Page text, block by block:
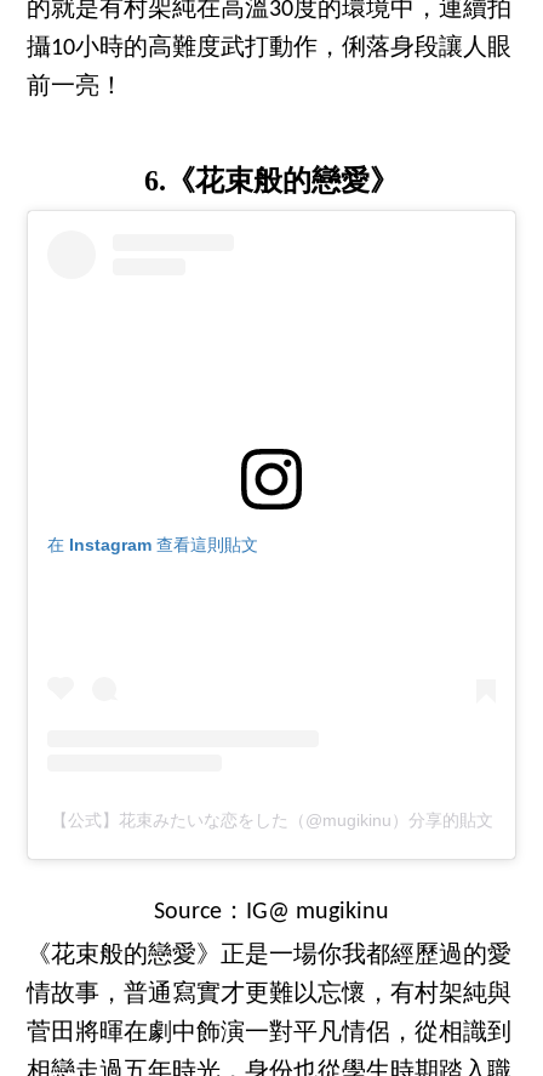
的就是有村架純在高溫30度的環境中，連續拍
攝10小時的高難度武打動作，俐落身段讓人眼
前一亮！
6.《花束般的戀愛》
在 Instagram 查看這則貼文
【公式】花束みたいな恋をした（@mugikinu）分享的貼文
Source：IG@ mugikinu
《花束般的戀愛》正是一場你我都經歷過的愛
情故事，普通寫實才更難以忘懷，有村架純與
菅田將暉在劇中飾演一對平凡情侶，從相識到